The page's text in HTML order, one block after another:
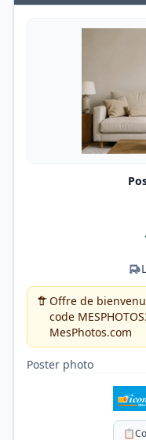
Offre de
code
MesPhotos.com
Poster photo
📋